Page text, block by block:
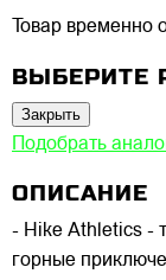
Товар временно
ВЫБЕРИТЕ
Закрыть
Подобрать
ОПИСАНИЕ
- Hike Athletics -
горные